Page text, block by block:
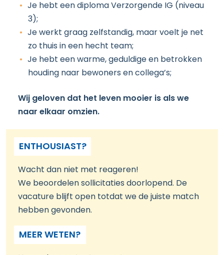
Je hebt een diploma Verzorgende IG (niveau
3);
Je werkt graag zelfstandig, maar voelt je net
zo thuis in een hecht team;
Je hebt een warme, geduldige en betrokken
houding naar bewoners en collega’s;
Wij geloven dat het leven mooier is als we
naar elkaar omzien.
ENTHOUSIAST?
Wacht dan niet met reageren!
We beoordelen sollicitaties doorlopend. De
vacature blijft open totdat we de juiste match
hebben gevonden.
MEER WETEN?